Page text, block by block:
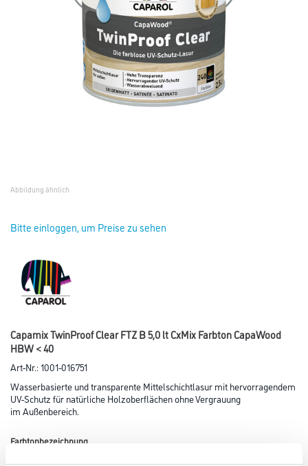
Abbildung ähnlich
Bitte einloggen, um Preise zu sehen
Capamix TwinProof Clear FTZ B 5,0 lt CxMix Farbton CapaWood
HBW < 40
Art-Nr.:1001-016751
Wasserbasierte und transparente Mittelschichtlasur mit hervorragendem
UV-Schutz für natürliche Holzoberflächen ohne Vergrauung
im Außenbereich.
Farbtonbezeichnung